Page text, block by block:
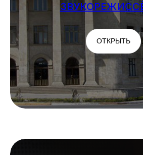
СЛОВАРЬ
ОТКРЫТЬ